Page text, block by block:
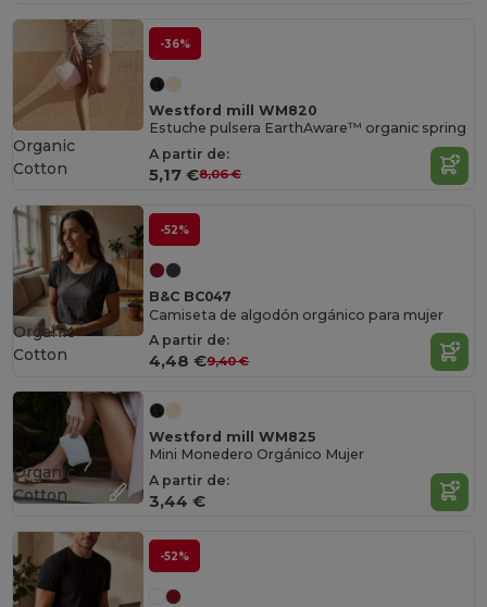
-36%
Westford mill WM820
Estuche pulsera EarthAware™ organic spring
A partir de:
5,17 €8,06 €
Organic
Cotton
-52%
B&C BC047
Camiseta de algodón orgánico para mujer
A partir de:
4,48 €9,40 €
Organic
Cotton
Westford mill WM825
Mini Monedero Orgánico Mujer
A partir de:
3,44 €
Organic
Cotton
-52%